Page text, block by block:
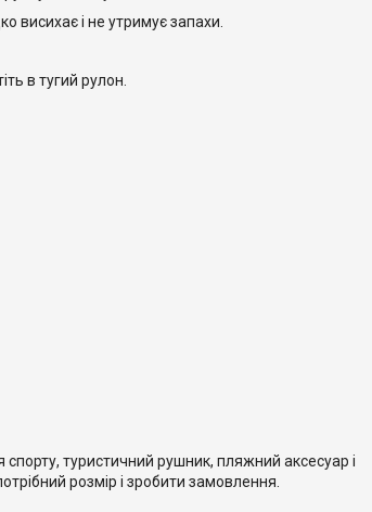
висихає і не утримує запахи.
в тугий рулон.
туристичний рушник, пляжний аксесуар і
розмір і зробити замовлення.